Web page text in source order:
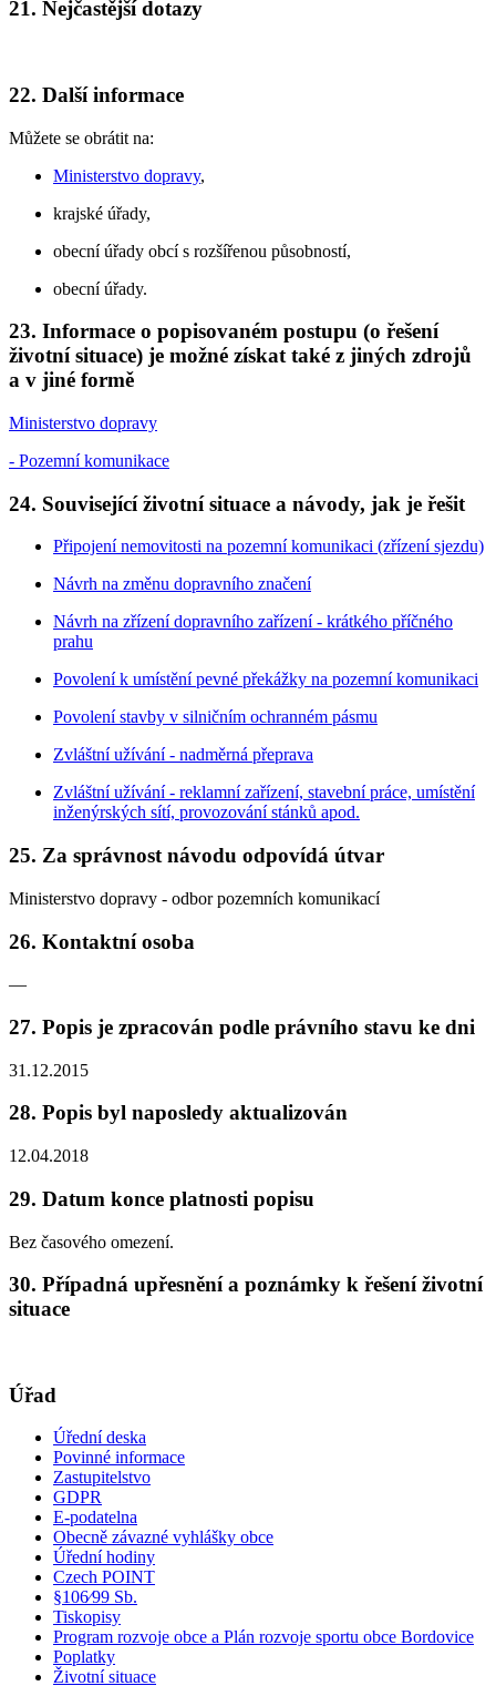
21. Nejčastější dotazy
22. Další informace
Můžete se obrátit na:
Ministerstvo dopravy,
krajské úřady,
obecní úřady obcí s rozšířenou působností,
obecní úřady.
23. Informace o popisovaném postupu (o řešení
životní situace) je možné získat také z jiných zdrojů
a v jiné formě
Ministerstvo dopravy
- Pozemní komunikace
24. Související životní situace a návody, jak je řešit
Připojení nemovitosti na pozemní komunikaci (zřízení sjezdu)
Návrh na změnu dopravního značení
Návrh na zřízení dopravního zařízení - krátkého příčného
prahu
Povolení k umístění pevné překážky na pozemní komunikaci
Povolení stavby v silničním ochranném pásmu
Zvláštní užívání - nadměrná přeprava
Zvláštní užívání - reklamní zařízení, stavební práce, umístění
inženýrských sítí, provozování stánků apod.
25. Za správnost návodu odpovídá útvar
Ministerstvo dopravy - odbor pozemních komunikací
26. Kontaktní osoba
—
27. Popis je zpracován podle právního stavu ke dni
31.12.2015
28. Popis byl naposledy aktualizován
12.04.2018
29. Datum konce platnosti popisu
Bez časového omezení.
30. Případná upřesnění a poznámky k řešení životní
situace
Úřad
Úřední deska
Povinné informace
Zastupitelstvo
GDPR
E-podatelna
Obecně závazné vyhlášky obce
Úřední hodiny
Czech POINT
§106⁄99 Sb.
Tiskopisy
Program rozvoje obce a Plán rozvoje sportu obce Bordovice
Poplatky
Životní situace